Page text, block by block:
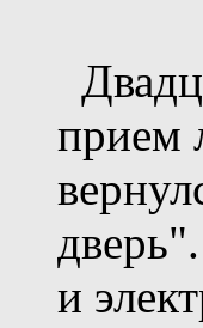
прием
и